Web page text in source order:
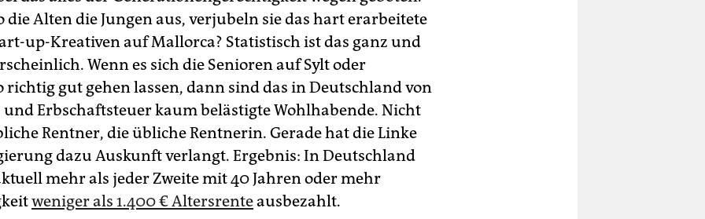
die Alten die Jungen aus, verjubeln sie das hart erarbeitete
up-Kreativen auf Mallorca? Statistisch ist das ganz und
Wenn es sich die Senioren auf Sylt oder
richtig gut gehen lassen, dann sind das in Deutschland von
und Erbschaftsteuer kaum belästigte Wohlhabende. Nicht
Rentner, die übliche Rentnerin. Gerade hat die Linke
dazu Auskunft verlangt. Ergebnis: In Deutschland
mehr als jeder Zweite mit 40 Jahren oder mehr
weniger als 1.400 € Altersrenteausbezahlt.